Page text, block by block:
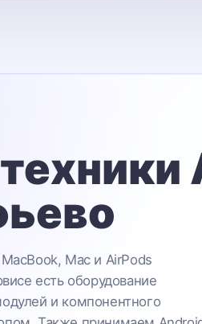
Mac и AirPods
есть оборудование
и компонентного